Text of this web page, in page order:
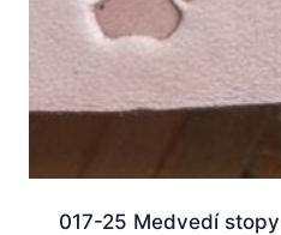
017-25 Medvedí